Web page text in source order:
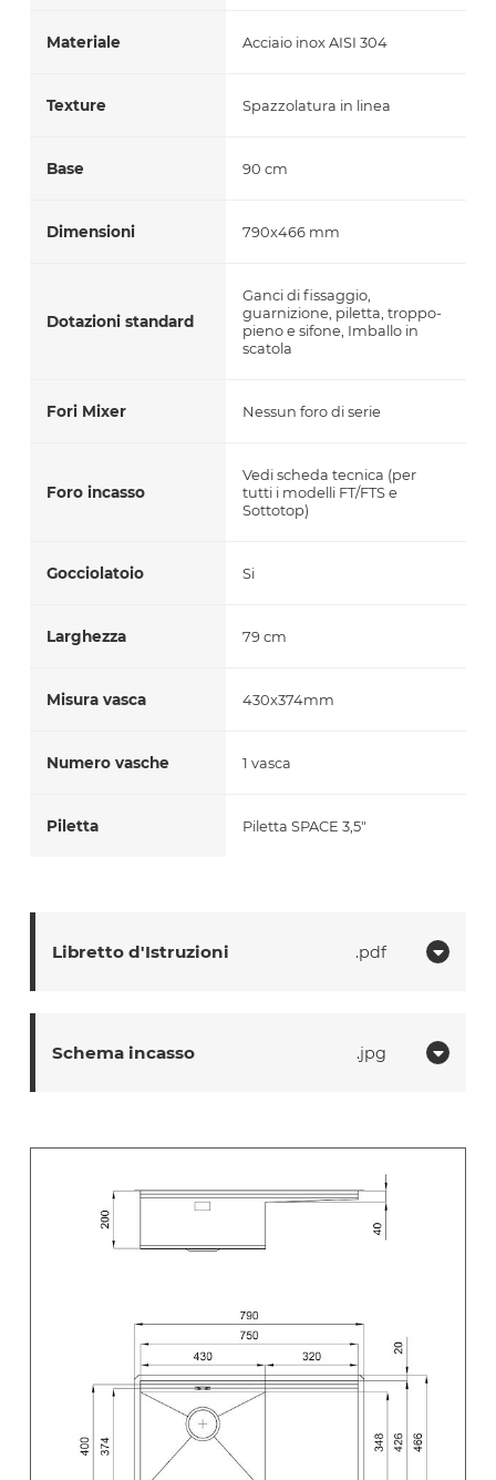
Libretto d'Istruzioni pdf
Schema incasso jpg
Materiale Acciaio inox AISI 304
Texture Spazzolatura in linea
Base 90 cm
Dimensioni 790x466 mm
Dotazioni standard
Ganci di fissaggio,
guarnizione, piletta, troppo-
pieno e sifone, Imballo in
scatola
Fori Mixer Nessun foro di serie
Foro incasso
Vedi scheda tecnica (per
tutti i modelli FT/FTS e
Sottotop)
Gocciolatoio Si
Larghezza 79 cm
Misura vasca 430x374mm
Numero vasche 1 vasca
Piletta Piletta SPACE 3,5"